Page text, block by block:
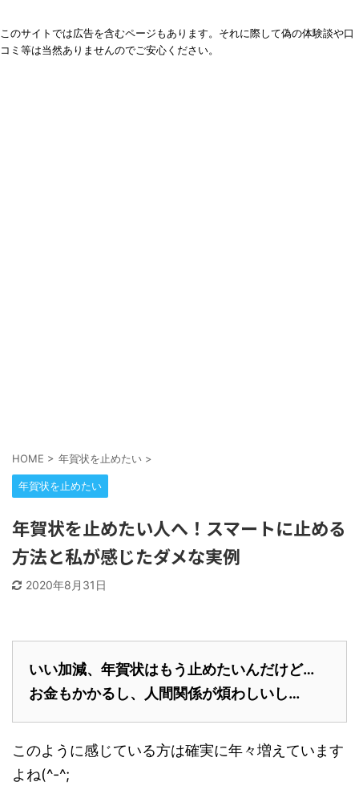
このサイトでは広告を含むページもあります。それに際して偽の体験談や口
コミ等は当然ありませんのでご安心ください。
HOME > 年賀状を止めたい >
年賀状を止めたい
年賀状を止めたい人へ！スマートに止める
方法と私が感じたダメな実例
2020年8月31日
いい加減、年賀状はもう止めたいんだけど…
お金もかかるし、人間関係が煩わしいし…
このように感じている方は確実に年々増えています
よね(^-^;